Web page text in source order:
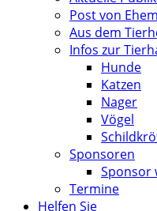
Post von
Aus dem
Infos zur
Hunde
Katzen
Nager
Vögel
Sponsoren
Sponsor
Termine
Helfen Sie